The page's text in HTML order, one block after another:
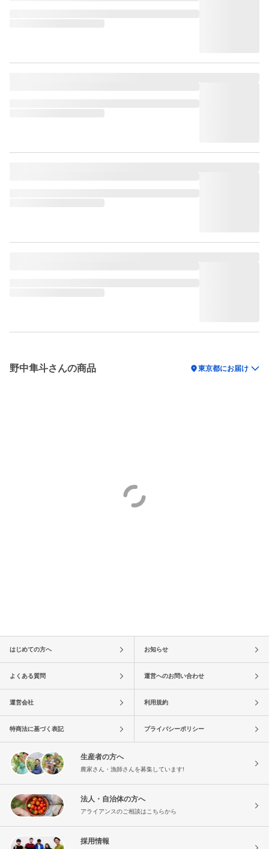
野中隼斗さんの商品 location_on東京都にお届け
はじめての方へ お知らせ
よくある質問 運営へのお問い合わせ
運営会社 利用規約
特商法に基づく表記 プライバシーポリシー
生産者の方へ
農家さん・漁師さんを募集しています!
法人・自治体の方へ
アライアンスのご相談はこちらから
採用情報